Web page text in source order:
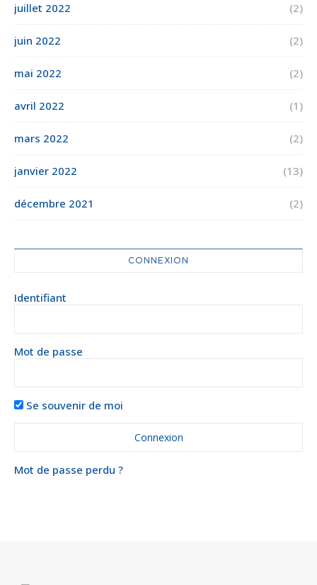
juillet 2022 (2)
juin 2022 (2)
mai 2022 (2)
avril 2022 (1)
mars 2022 (2)
janvier 2022 (13)
décembre 2021 (2)
CONNEXION
Identifiant
Mot de passe
Se souvenir de moi
Mot de passe perdu ?